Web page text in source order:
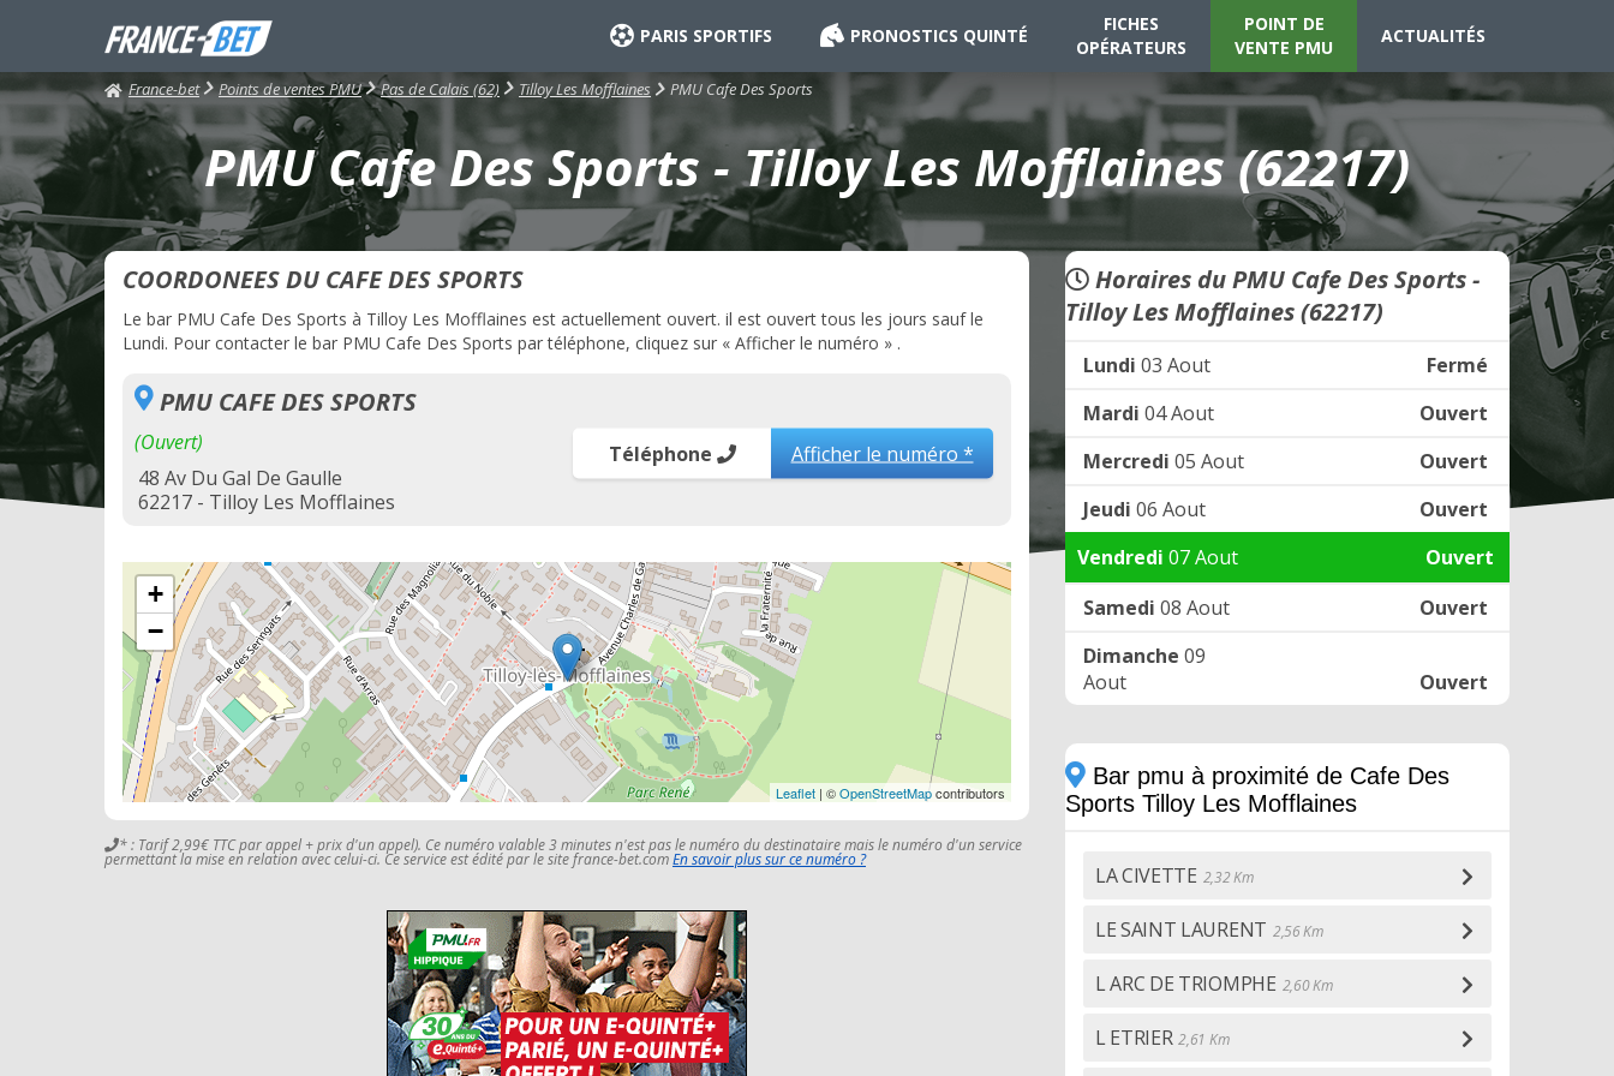
PARIS SPORTIFS PRONOSTICS QUINTÉ
FICHES
OPÉRATEURS
POINT DE
VENTE PMU
ACTUALITÉS
France-bet Points de ventes PMU Pas de Calais (62) Tilloy Les Mofflaines PMU Cafe Des Sports
PMU Cafe Des Sports - Tilloy Les Mofflaines (62217)
COORDONEES DU CAFE DES SPORTS
Le bar PMU Cafe Des Sports à Tilloy Les Mofflaines est actuellement ouvert. il est ouvert tous les jours sauf le
Lundi. Pour contacter le bar PMU Cafe Des Sports par téléphone, cliquez sur « Afficher le numéro » .
PMU CAFE DES SPORTS
(Ouvert)
48 Av Du Gal De Gaulle
62217 - Tilloy Les Mofflaines
Téléphone Afficher le numéro *
+
−
Leaflet | ©OpenStreetMapcontributors
* : Tarif 2,99€ TTC par appel + prix d'un appel). Ce numéro valable 3 minutes n'est pas le numéro du destinataire mais le numéro d'un service
permettant la mise en relation avec celui-ci. Ce service est édité par le site france-bet.comEn savoir plus sur ce numéro ?
Horaires du PMU Cafe Des Sports -
Tilloy Les Mofflaines (62217)
Lundi 03 Aout
Fermé
Mardi 04 Aout
Ouvert
Mercredi 05 Aout
Ouvert
Jeudi 06 Aout
Ouvert
Vendredi 07 Aout
Ouvert
Samedi 08 Aout
Ouvert
Dimanche 09
Aout
Ouvert
Bar pmu à proximité de Cafe Des
Sports Tilloy Les Mofflaines
LA CIVETTE 2,32 Km
LE SAINT LAURENT 2,56 Km
L ARC DE TRIOMPHE 2,60 Km
L ETRIER 2,61 Km